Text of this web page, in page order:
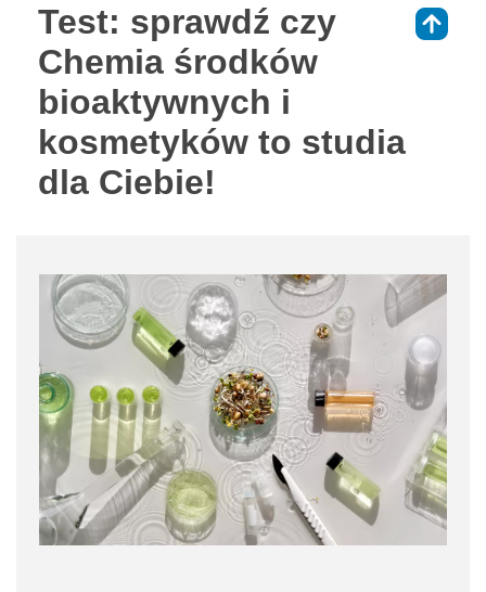
Test: sprawdź czy
Chemia środków
bioaktywnych i
kosmetyków to studia
dla Ciebie!